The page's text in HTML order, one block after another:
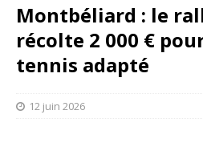
Montbéliard : le
récolte 2 000 €
tennis adapté
12 juin 2026